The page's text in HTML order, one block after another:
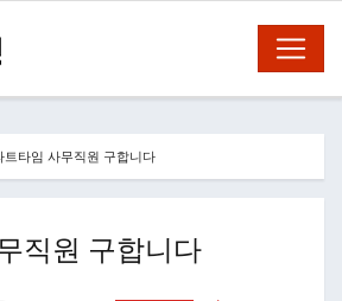
트타임 사무직원 구합니다
직원 구합니다